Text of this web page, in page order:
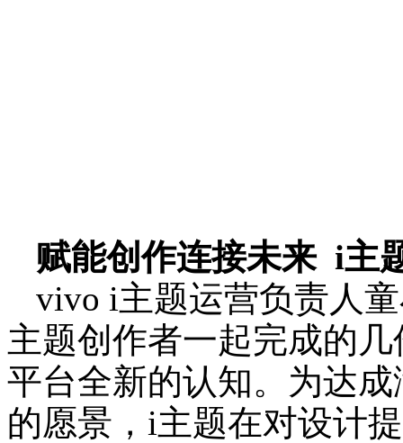
赋能创作连接未来 i主
vivo i主题运营负责人
主题创作者一起完成的
平台全新的认知。为达
的愿景，i主题在对设计